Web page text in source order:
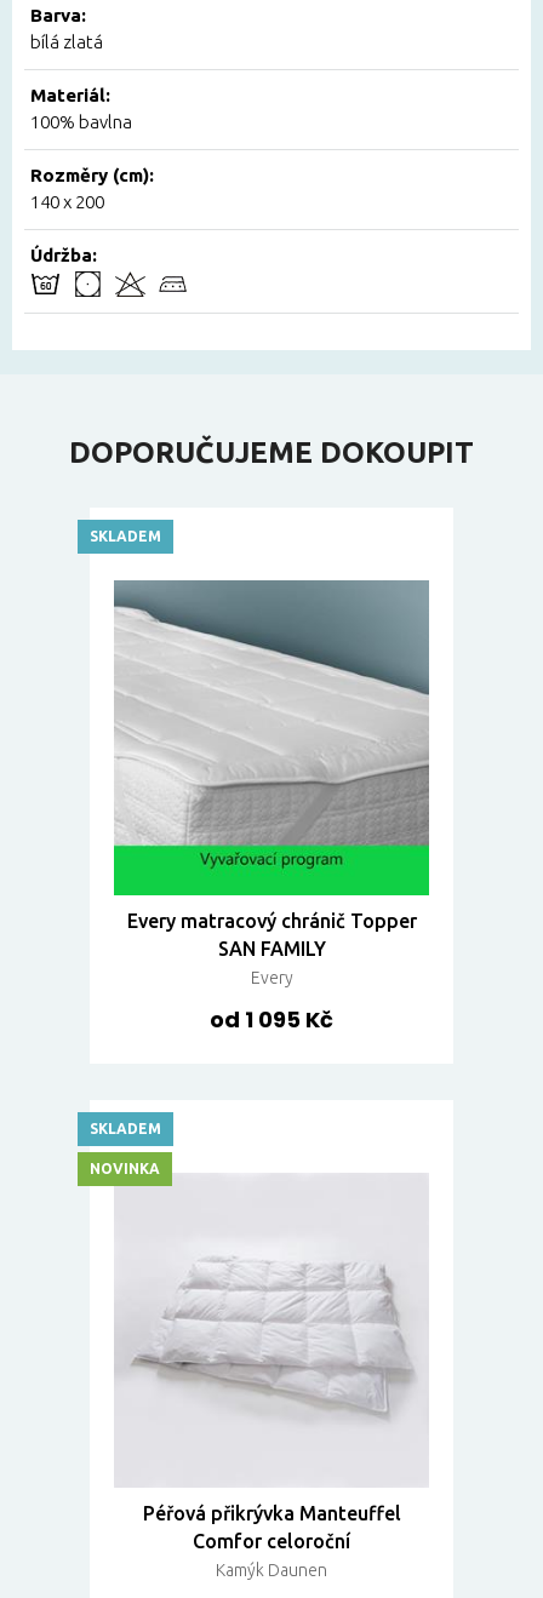
Barva:
bílá zlatá
Materiál:
100% bavlna
Rozměry (cm):
140 x 200
Údržba:
DOPORUČUJEME DOKOUPIT
Every matracový chránič Topper
SAN FAMILY
Every
od 1 095 Kč
SKLADEM
Péřová přikrývka Manteuffel
Comfor celoroční
Kamýk Daunen
SKLADEM
NOVINKA